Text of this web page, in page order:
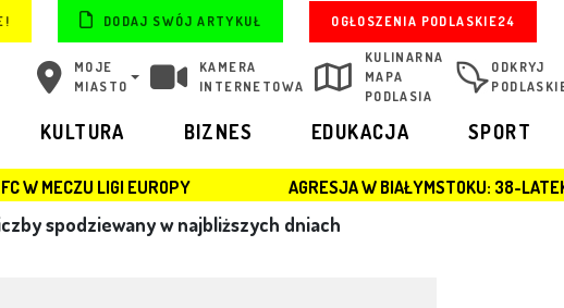
DODAJ SWÓJ ARTYKUŁ OGŁOSZENIA PODLASKIE24
MOJE
MIASTO
KAMERA
INTERNETOWA
KULINARNA
MAPA
PODLASIA
ODKRYJ
KULTURA BIZNES EDUKACJA SPORT
AGRESJA W BIAŁYMSTOKU: 38-LATEK ZATRZYMANY PO
spodziewany w najbliższych dniach